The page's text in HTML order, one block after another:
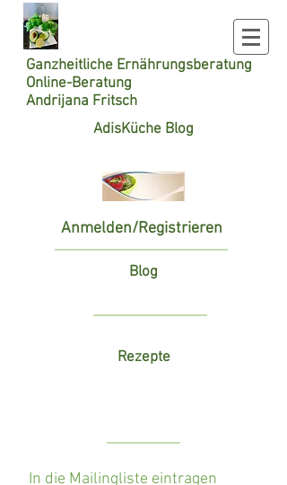
Ganzheitliche Ernährungsberatung
Online-Beratung
Andrijana Fritsch
AdisKüche Blog
Anmelden/Registrieren
Blog
Rezepte
In die Mailingliste eintragen